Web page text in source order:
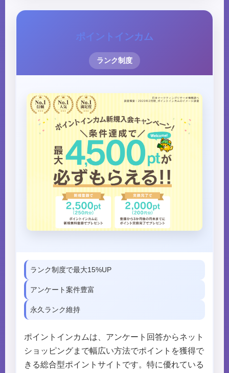
ポイントインカム
ランク制度
ランク制度で最大15%UP
アンケート案件豊富
永久ランク維持
ポイントインカムは、アンケート回答からネット
ショッピングまで幅広い方法でポイントを獲得で
きる総合型ポイントサイトです。特に優れている